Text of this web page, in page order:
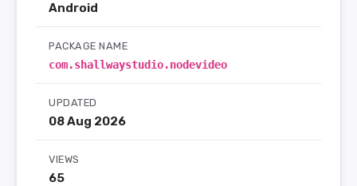
Android
PACKAGE NAME
com.shallwaystudio.nodevideo
UPDATED
08 Aug 2026
VIEWS
65